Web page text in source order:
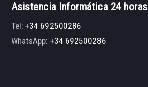
Asistencia Informática 24 horas
Tel:+34 692500286
WhatsApp:+34 692500286